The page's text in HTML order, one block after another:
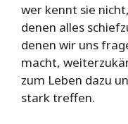
wer kennt sie
denen alles
denen wir uns
macht,
zum Leben dazu
stark treffen.